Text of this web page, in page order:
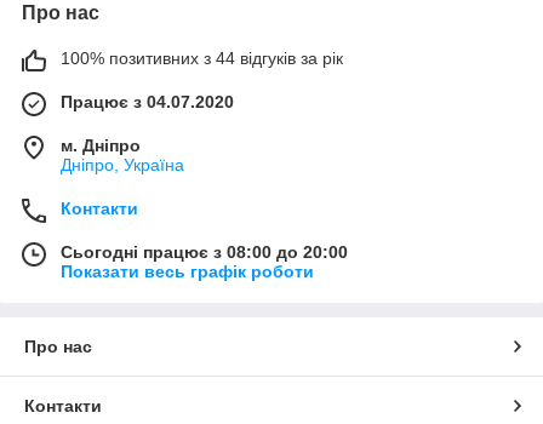
Про нас
100% позитивних з 44 відгуків за рік
Працює з 04.07.2020
м. Дніпро
Дніпро, Україна
Контакти
Сьогодні працює з 08:00 до 20:00
Показати весь графік роботи
Про нас
Контакти